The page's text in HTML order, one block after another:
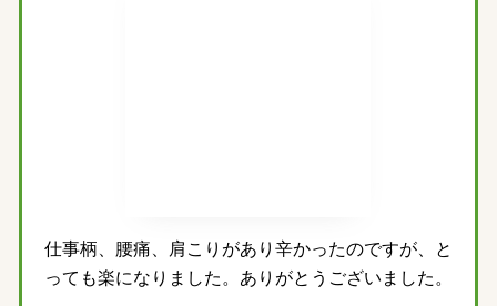
仕事柄、腰痛、肩こりがあり辛かったのですが、と
っても楽になりました。ありがとうございました。